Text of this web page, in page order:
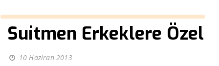
Suitmen Erkeklere Özel
10 Haziran 2013